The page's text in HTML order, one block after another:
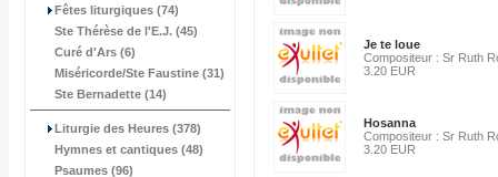
Fêtes liturgiques (74)
Ste Thérèse de l'E.J. (45)
Curé d'Ars (6)
Miséricorde/Ste Faustine (31)
Ste Bernadette (14)
Liturgie des Heures (378)
Hymnes et cantiques (48)
Psaumes (96)
Je te loue
Compositeur : Sr Ruth
3.20 EUR
Hosanna
Compositeur : Sr Ruth
3.20 EUR